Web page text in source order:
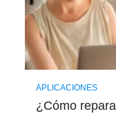
APLICACIONES
¿Cómo